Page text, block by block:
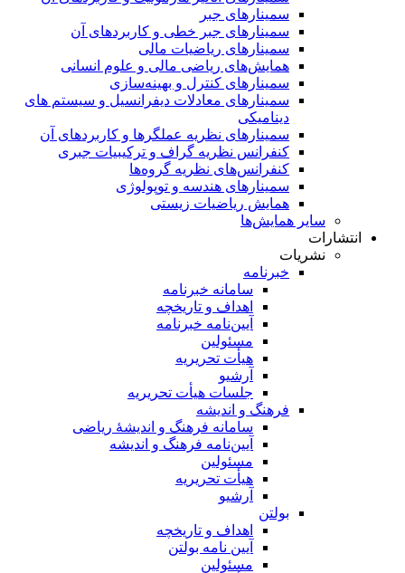
سمینار‌های جبر
سمینارهای جبر خطی و کاربردهای آن
سمینار‌های ریاضیات مالی
همایش‌های ریاضی مالی و علوم انسانی
سمینارهای کنترل و بهینه‌سازی
سمینارهای معادلات دیفرانسیل و سیستم های
دینامیکی
سمینار‌های نظریه عملگرها و کاربردهای آن
کنفرانس نظریه گراف و ترکیبیات جبری
کنفرانس‌های نظریه گروه‌ها
سمینار‌های هندسه و توپولوژی
همایش ریاضیات زیستی
سایر همایش‌ها
انتشارات
نشریات
خبرنامه
سامانه خبرنامه
اهداف و تاریخچه
آیین‌نامه خبرنامه
مسئولین
هیأت تحریریه
آرشیو
جلسات هیأت تحریریه
فرهنگ و اندیشه
سامانه فرهنگ و اندیشۀ ریاضی
آیین‌نامه فرهنگ و اندیشه
مسئولین
هیأت تحریریه
آرشیو
بولتن
اهداف و تاریخچه
آیین نامه بولتن
مسئولین